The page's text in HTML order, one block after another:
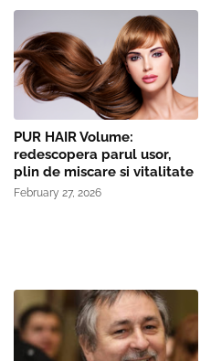
PUR HAIR Volume:
redescopera parul usor,
plin de miscare si vitalitate
February 27, 2026